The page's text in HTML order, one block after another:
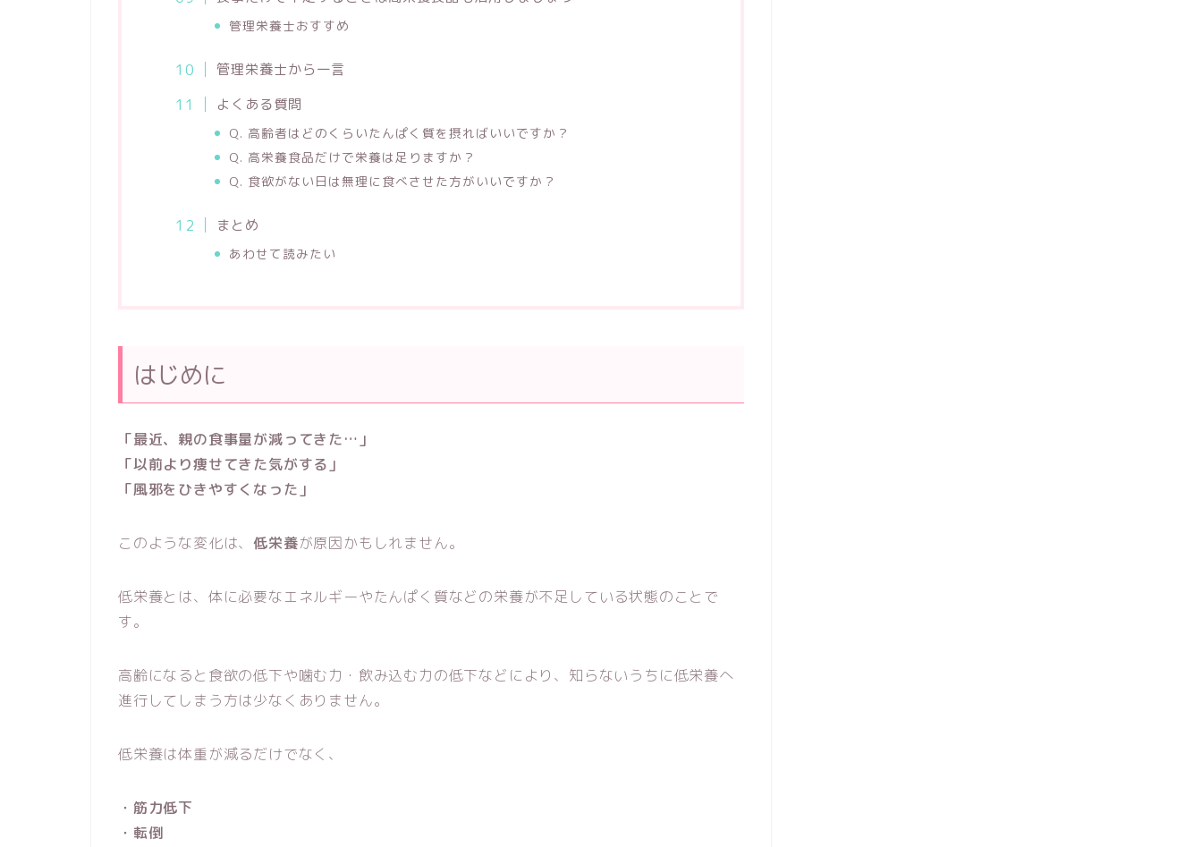
管理栄養士おすすめ
管理栄養士から一言
よくある質問
Q. 高齢者はどのくらいたんぱく質を摂ればいいですか？
Q. 高栄養食品だけで栄養は足りますか？
Q. 食欲がない日は無理に食べさせた方がいいですか？
まとめ
あわせて読みたい
はじめに
「最近、親の食事量が減ってきた…」
「以前より痩せてきた気がする」
「風邪をひきやすくなった」
このような変化は、低栄養が原因かもしれません。
低栄養とは、体に必要なエネルギーやたんぱく質などの栄養が不足している状態のことで
す。
高齢になると食欲の低下や噛む力・飲み込む力の低下などにより、知らないうちに低栄養へ
進行してしまう方は少なくありません。
低栄養は体重が減るだけでなく、
・筋力低下
・転倒